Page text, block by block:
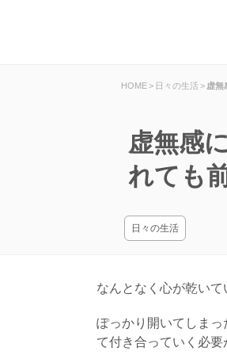
HOME> 日々の生活 > 虚無
虚無感
れても
日々の生活
なんとなく心が乾い
ぽっかり開いてしま
て付き合っていく必要